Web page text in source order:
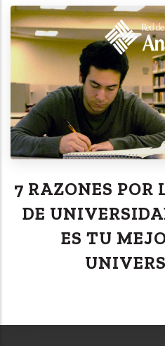
7 RAZONES POR
DE
ES TU